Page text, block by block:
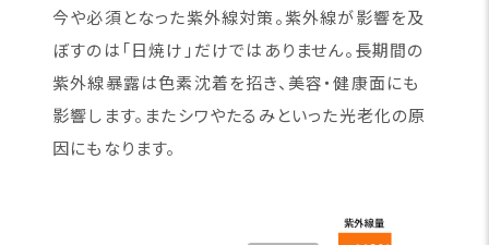
今や必須となった紫外線対策。紫外線が影響を及
ぼすのは「日焼け」だけではありません。長期間の
紫外線暴露は色素沈着を招き、美容・健康面にも
影響します。またシワやたるみといった光老化の原
因にもなります。